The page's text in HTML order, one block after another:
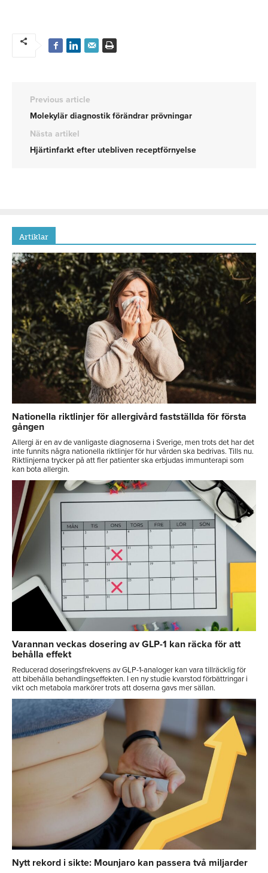
Previous article
Molekylär diagnostik förändrar prövningar
Nästa artikel
Hjärtinfarkt efter utebliven receptförnyelse
Artiklar
Nationella riktlinjer för allergivård fastställda för första
gången
Allergi är en av de vanligaste diagnoserna i Sverige, men trots det har det
inte funnits några nationella riktlinjer för hur vården ska bedrivas. Tills nu.
Riktlinjerna trycker på att fler patienter ska erbjudas immunterapi som
kan bota allergin.
Varannan veckas dosering av GLP-1 kan räcka för att
behålla effekt
Reducerad doseringsfrekvens av GLP-1-analoger kan vara tillräcklig för
att bibehålla behandlingseffekten. I en ny studie kvarstod förbättringar i
vikt och metabola markörer trots att doserna gavs mer sällan.
Nytt rekord i sikte: Mounjaro kan passera två miljarder